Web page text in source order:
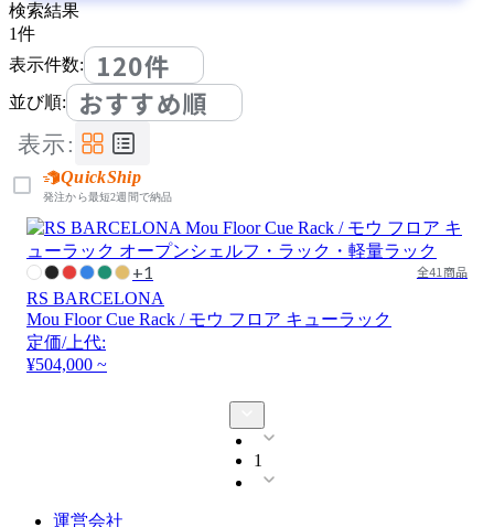
検索結果
1件
表示件数:
120件
並び順: おすすめ順
表示:
QuickShip
発注から最短2週間で納品
+1 全41商品
RS BARCELONA
Mou Floor Cue Rack / モウ フロア キューラック
定価/上代:
¥504,000 ~
1
運営会社